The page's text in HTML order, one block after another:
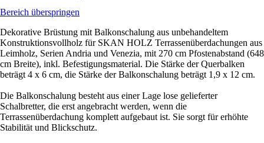
Bereich überspringen
Dekorative Brüstung mit Balkonschalung aus unbehandeltem
Konstruktionsvollholz für SKAN HOLZ Terrassenüberdachungen aus
Leimholz, Serien Andria und Venezia, mit 270 cm Pfostenabstand (648
cm Breite), inkl. Befestigungsmaterial. Die Stärke der Querbalken
beträgt 4 x 6 cm, die Stärke der Balkonschalung beträgt 1,9 x 12 cm.
Die Balkonschalung besteht aus einer Lage lose gelieferter
Schalbretter, die erst angebracht werden, wenn die
Terrassenüberdachung komplett aufgebaut ist. Sie sorgt für erhöhte
Stabilität und Blickschutz.